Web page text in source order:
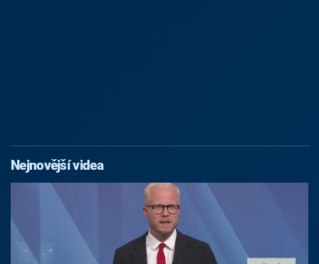
Nejnovější videa